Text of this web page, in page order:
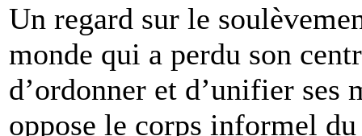
Un regard sur le
monde qui a perdu son
d’ordonner et d’unifier ses
oppose le corps informel